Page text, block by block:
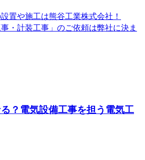
置や施工は熊谷工業株式会社！
事・計装工事」のご依頼は弊社に決ま
る？電気設備工事を担う電気工